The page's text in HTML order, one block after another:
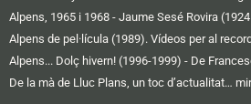
Alpens, 1965 i 1968 - Jaume Sesé Rovira
Alpens de pel·lícula (1989). Vídeos per al
Alpens... Dolç hivern! (1996-1999) - De
De la mà de Lluc Plans, un toc d’actualitat…